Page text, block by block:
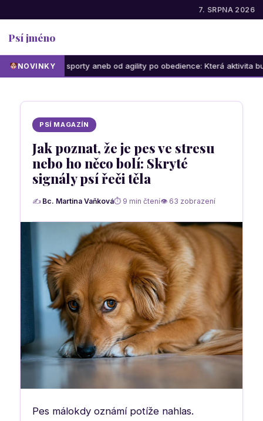
7. SRPNA 2026
Psí jméno
NOVINKY
sporty aneb od agility po obedience: Která aktivita bude bavit vás i
PSÍ MAGAZÍN
Jak poznat, že je pes ve stresu
nebo ho něco bolí: Skryté
signály psí řeči těla
✍ Bc. Martina Vaňková⏱ 9 min čtení👁 63 zobrazení
Pes málokdy oznámí potíže nahlas.